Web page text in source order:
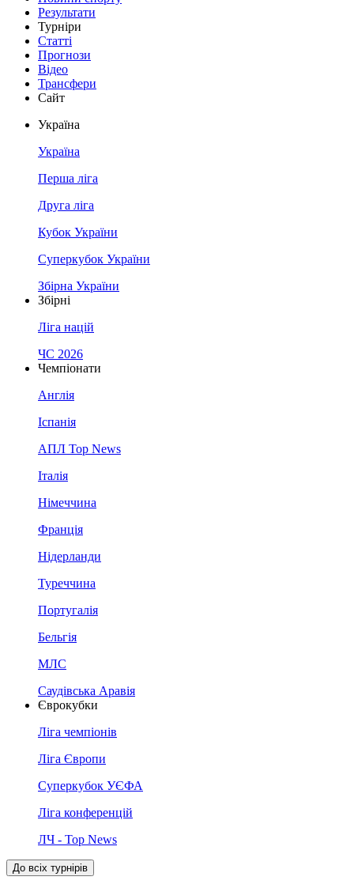
Результати
Турніри
Статті
Прогнози
Відео
Трансфери
Сайт
Україна
Україна
Перша ліга
Друга ліга
Кубок України
Суперкубок України
Збірна України
Збірні
Ліга націй
ЧС 2026
Чемпіонати
Англія
Іспанія
АПЛ Top News
Італія
Німеччина
Франція
Нідерланди
Туреччина
Португалія
Бельгія
МЛС
Саудівська Аравія
Єврокубки
Ліга чемпіонів
Ліга Європи
Суперкубок УЄФА
Ліга конференцій
ЛЧ - Top News
До всіх турнірів